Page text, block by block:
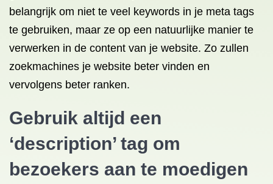
belangrijk om niet te veel keywords in je meta tags
te gebruiken, maar ze op een natuurlijke manier te
verwerken in de content van je website. Zo zullen
zoekmachines je website beter vinden en
vervolgens beter ranken.
Gebruik altijd een
‘description’ tag om
bezoekers aan te moedigen